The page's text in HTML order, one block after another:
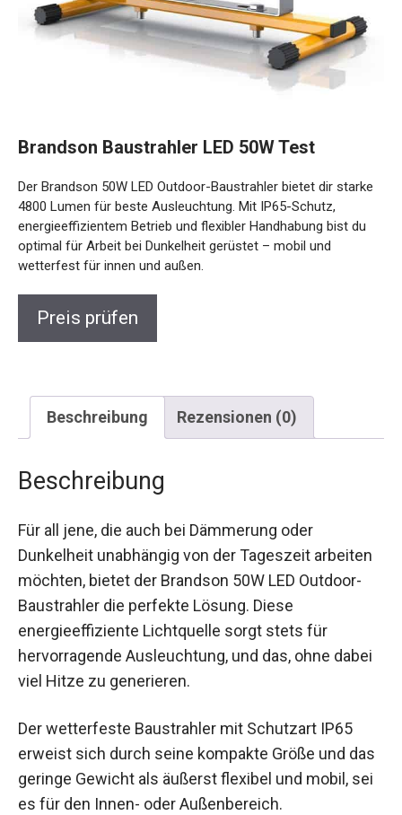
Brandson Baustrahler LED 50W Test
Der Brandson 50W LED Outdoor-Baustrahler bietet dir starke
4800 Lumen für beste Ausleuchtung. Mit IP65-Schutz,
energieeffizientem Betrieb und flexibler Handhabung bist du
optimal für Arbeit bei Dunkelheit gerüstet – mobil und
wetterfest für innen und außen.
Preis prüfen
Beschreibung Rezensionen (0)
Beschreibung
Für all jene, die auch bei Dämmerung oder
Dunkelheit unabhängig von der Tageszeit arbeiten
möchten, bietet der Brandson 50W LED Outdoor-
Baustrahler die perfekte Lösung. Diese
energieeffiziente Lichtquelle sorgt stets für
hervorragende Ausleuchtung, und das, ohne dabei
viel Hitze zu generieren.
Der wetterfeste Baustrahler mit Schutzart IP65
erweist sich durch seine kompakte Größe und das
geringe Gewicht als äußerst flexibel und mobil, sei
es für den Innen- oder Außenbereich.